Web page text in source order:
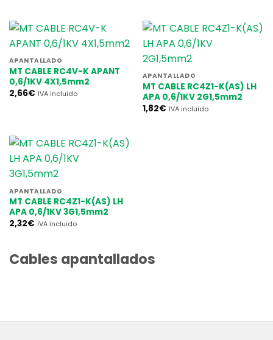
APANTALLADO
MT CABLE RC4V-K APANT
0,6/1KV 4X1,5mm2
2,66€ IVA incluido
APANTALLADO
MT CABLE RC4Z1-K(AS) LH
APA 0,6/1KV 2G1,5mm2
1,82€ IVA incluido
APANTALLADO
MT CABLE RC4Z1-K(AS) LH
APA 0,6/1KV 3G1,5mm2
2,32€ IVA incluido
Cables apantallados